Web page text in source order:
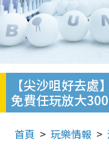
【尖沙咀好去
免費任玩放大
首頁 玩樂情報